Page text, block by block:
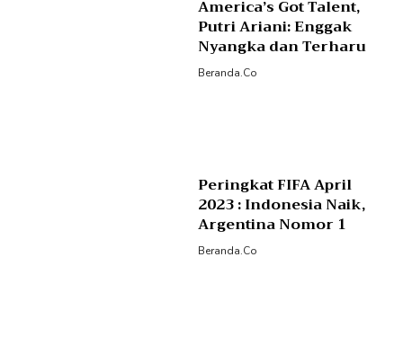
America’s Got Talent,
Putri Ariani: Enggak
Nyangka dan Terharu
Beranda.co
Peringkat FIFA April
2023 : Indonesia Naik,
Argentina Nomor 1
Beranda.co